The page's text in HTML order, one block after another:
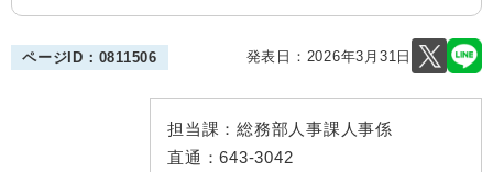
ページID：0811506 発表日： 2026年3月31日
担当課： 総務部人事課人事係
直通：643-3042